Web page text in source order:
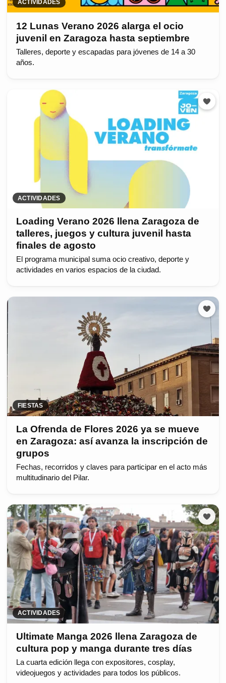
ACTIVIDADES
12 Lunas Verano 2026 alarga el ocio
juvenil en Zaragoza hasta septiembre
Talleres, deporte y escapadas para jóvenes de 14 a 30
años.
ACTIVIDADES
Loading Verano 2026 llena Zaragoza de
talleres, juegos y cultura juvenil hasta
finales de agosto
El programa municipal suma ocio creativo, deporte y
actividades en varios espacios de la ciudad.
FIESTAS
La Ofrenda de Flores 2026 ya se mueve
en Zaragoza: así avanza la inscripción de
grupos
Fechas, recorridos y claves para participar en el acto más
multitudinario del Pilar.
ACTIVIDADES
Ultimate Manga 2026 llena Zaragoza de
cultura pop y manga durante tres días
La cuarta edición llega con expositores, cosplay,
videojuegos y actividades para todos los públicos.